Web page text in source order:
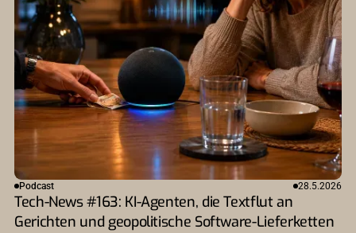
Podcast 28.5.2026
Tech-News #163: KI-Agenten, die Textflut an
Gerichten und geopolitische Software-Lieferketten